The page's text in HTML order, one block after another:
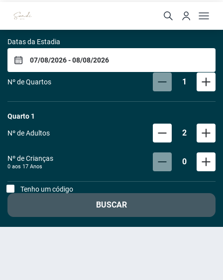
Sandi Hotel
Datas da Estadia
Nº de Quartos 1
Quarto 1
Nº de Adultos 2
Nº de Crianças
0 aos 17 Anos 0
Tenho um código
BUSCAR